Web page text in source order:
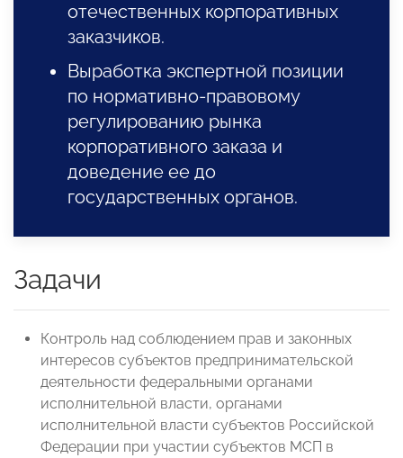
отечественных корпоративных
заказчиков.
Выработка экспертной позиции
по нормативно-правовому
регулированию рынка
корпоративного заказа и
доведение ее до
государственных органов.
Задачи
Контроль над соблюдением прав и законных
интересов субъектов предпринимательской
деятельности федеральными органами
исполнительной власти, органами
исполнительной власти субъектов Российской
Федерации при участии субъектов МСП в